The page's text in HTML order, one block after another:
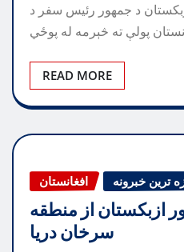
د جمهور رئیس سفر د
READ MORE
افغانستان ترین خبرونه
ازبکستان از منطقه
سرخان دریا